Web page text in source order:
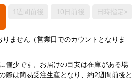
1週間前後 10日前後 日時指定×
ません（営業日でのカウントとなりま
僅少です。お届けの目安は在庫がある場
際は簡易受注生産となり、約2週間前後と